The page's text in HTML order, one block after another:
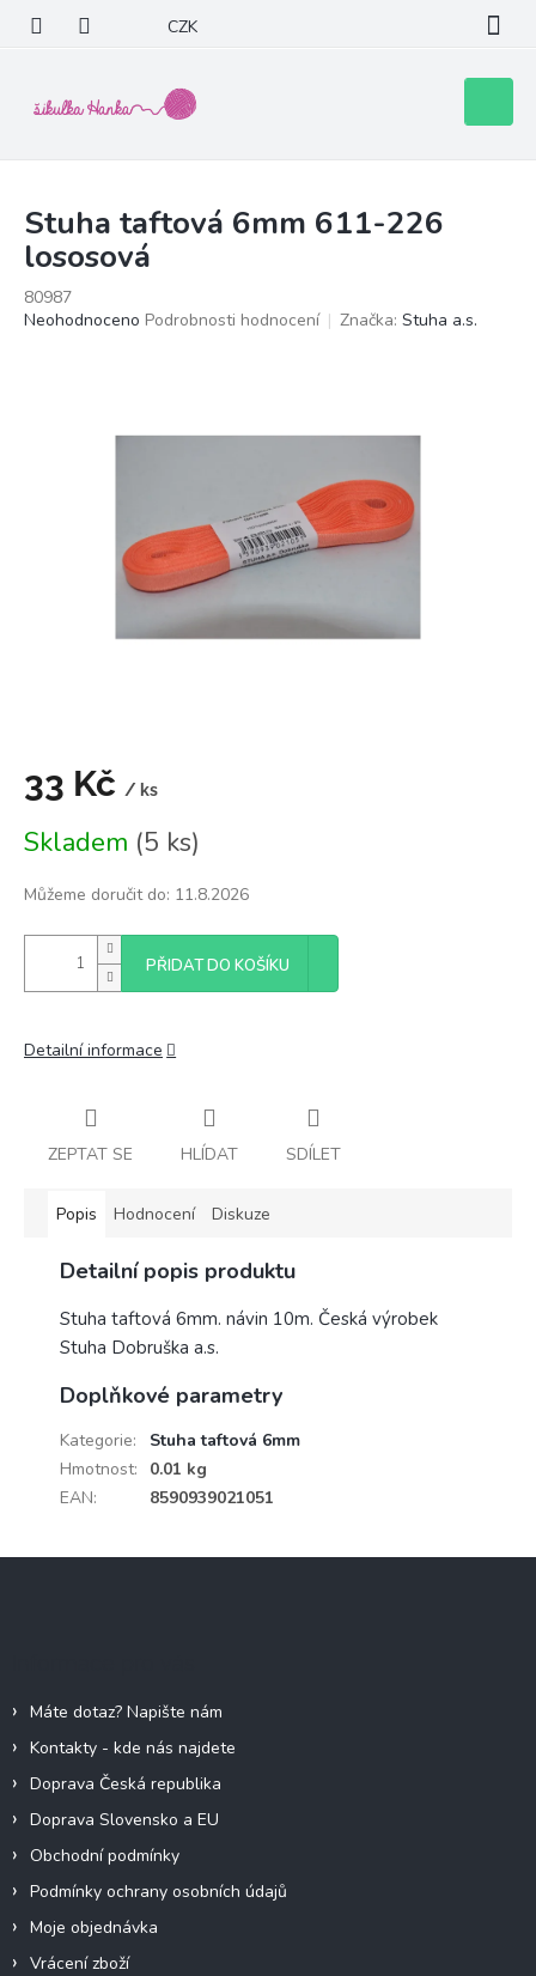
obsah
CZK
košík
Stuha taftová 6mm 611-226
lososová
80987
Průměrné
Neohodnoceno Podrobnosti hodnocení Značka: Stuha a.s.
33 Kč / ks
cena:
Skladem (5 ks)
Můžeme doručit do: 11.8.2026
PŘIDAT DO KOŠÍKU
Detailní informace
ZEPTAT SE HLÍDAT SDÍLET
Popis Hodnocení Diskuze
Detailní popis produktu
Stuha taftová 6mm. návin 10m. Česká výrobek
Stuha Dobruška a.s.
Doplňkové parametry
Kategorie:
Stuha taftová 6mm
Hmotnost:
0.01 kg
EAN: 8590939021051
Máte dotaz? Napište nám
Kontakty - kde nás najdete
Doprava Česká republika
Doprava Slovensko a EU
Obchodní podmínky
Podmínky ochrany osobních údajů
Moje objednávka
Vrácení zboží